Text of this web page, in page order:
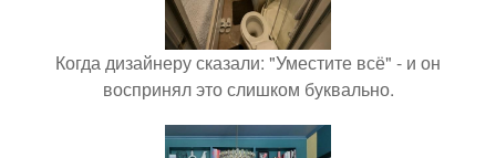
Когда дизайнеру сказали: "Уместите всё" - и он
воспринял это слишком буквально.